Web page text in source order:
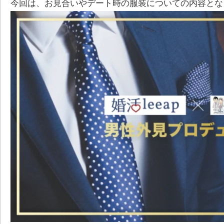
今回は、お見合いやデート時の服装についての内容と